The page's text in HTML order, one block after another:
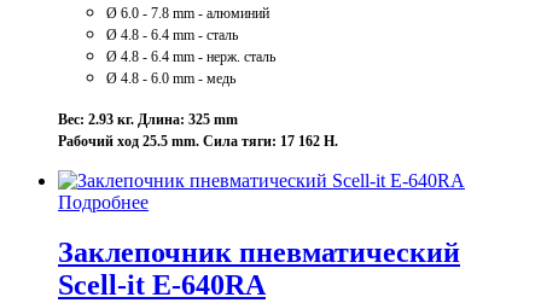
Ø 6.0 - 7.8 mm - алюминий
Ø 4 .8 - 6 .4 mm - сталь
Ø 4 .8 - 6 .4 mm - нерж. сталь
Ø 4 .8 - 6 .0 mm - медь
Вес: 2.93 кг. Длина: 325 mm
Рабочий ход 25.5 mm. Сила тяги: 17 162 Н.
Подробнее
Заклепочник пневматический
Scell-it E-640RA